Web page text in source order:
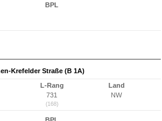
BPL
Krefelder Straße (B 1A)
L-Rang
731
(168)
Land
NW